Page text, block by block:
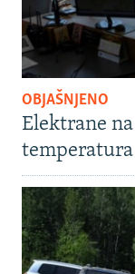
OBJAŠNJENO
Elektrane